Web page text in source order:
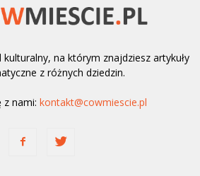
na którym znajdziesz artykuły
z różnych dziedzin.
z nami: kontakt@cowmiescie.pl